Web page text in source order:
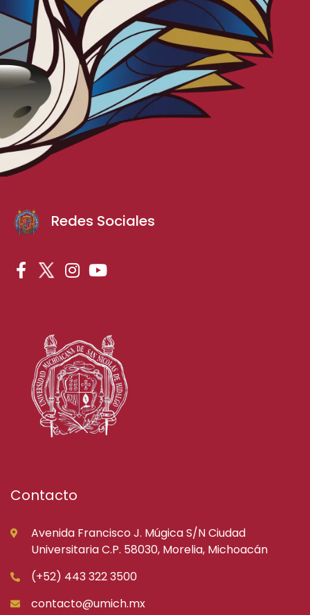
Redes Sociales
Contacto
Avenida Francisco J. Múgica S/N Ciudad
Universitaria C.P. 58030, Morelia, Michoacán
(+52) 443 322 3500
contacto@umich.mx